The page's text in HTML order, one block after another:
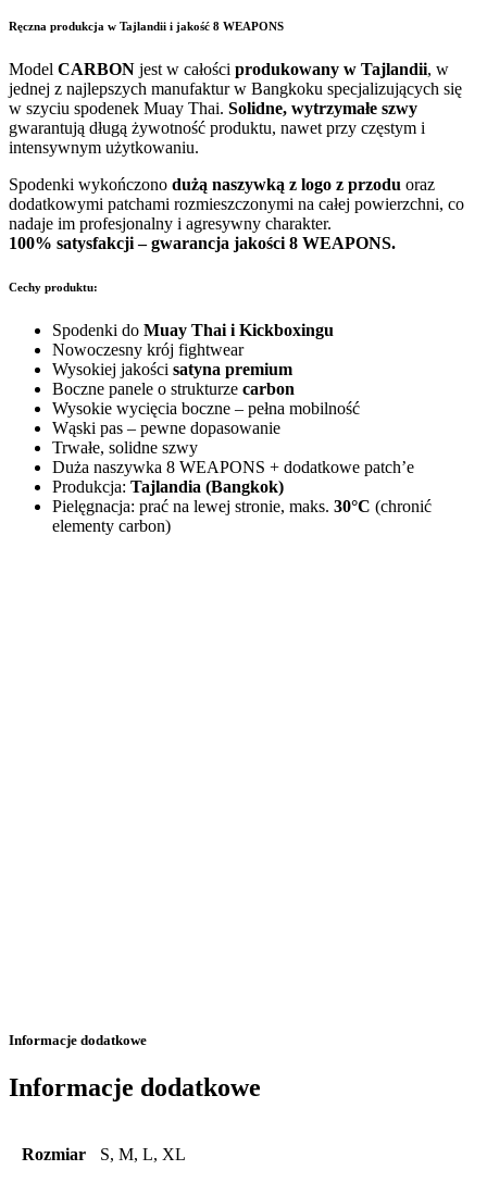
Ręczna produkcja w Tajlandii i jakość 8 WEAPONS
Model CARBON jest w całości produkowany w Tajlandii, w
jednej z najlepszych manufaktur w Bangkoku specjalizujących się
w szyciu spodenek Muay Thai. Solidne, wytrzymałe szwy
gwarantują długą żywotność produktu, nawet przy częstym i
intensywnym użytkowaniu.
Spodenki wykończono dużą naszywką z logo z przodu oraz
dodatkowymi patchami rozmieszczonymi na całej powierzchni, co
nadaje im profesjonalny i agresywny charakter.
100% satysfakcji – gwarancja jakości 8 WEAPONS.
Cechy produktu:
Spodenki do Muay Thai i Kickboxingu
Nowoczesny krój fightwear
Wysokiej jakości satyna premium
Boczne panele o strukturze carbon
Wysokie wycięcia boczne – pełna mobilność
Wąski pas – pewne dopasowanie
Trwałe, solidne szwy
Duża naszywka 8 WEAPONS + dodatkowe patch’e
Produkcja: Tajlandia (Bangkok)
Pielęgnacja: prać na lewej stronie, maks. 30°C (chronić
elementy carbon)
Informacje dodatkowe
Informacje dodatkowe
Rozmiar S, M, L, XL